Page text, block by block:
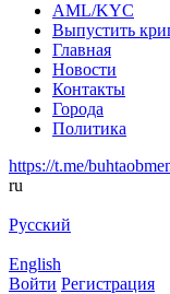
AML/KYC
Выпустить
Главная
Новости
Контакты
Города
Политика
https://t.me/
ru
Русский
English
Войти Регистрация